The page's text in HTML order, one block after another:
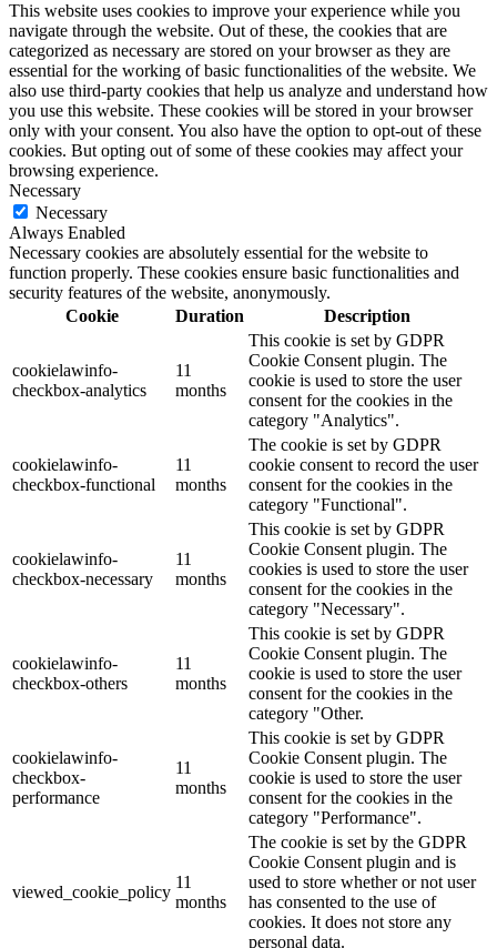
This website uses cookies to improve your experience while you
navigate through the website. Out of these, the cookies that are
categorized as necessary are stored on your browser as they are
essential for the working of basic functionalities of the website. We
also use third-party cookies that help us analyze and understand how
you use this website. These cookies will be stored in your browser
only with your consent. You also have the option to opt-out of these
cookies. But opting out of some of these cookies may affect your
browsing experience.
Necessary
Necessary
Always Enabled
Necessary cookies are absolutely essential for the website to
function properly. These cookies ensure basic functionalities and
security features of the website, anonymously.
Cookie
Duration Description
cookielawinfo-
checkbox-analytics
11
months
This cookie is set by GDPR
Cookie Consent plugin. The
cookie is used to store the user
consent for the cookies in the
category "Analytics".
cookielawinfo-
checkbox-functional
11
months
The cookie is set by GDPR
cookie consent to record the user
consent for the cookies in the
category "Functional".
cookielawinfo-
checkbox-necessary
11
months
This cookie is set by GDPR
Cookie Consent plugin. The
cookies is used to store the user
consent for the cookies in the
category "Necessary".
cookielawinfo-
checkbox-others
11
months
This cookie is set by GDPR
Cookie Consent plugin. The
cookie is used to store the user
consent for the cookies in the
category "Other.
cookielawinfo-
checkbox-
performance
11
months
This cookie is set by GDPR
Cookie Consent plugin. The
cookie is used to store the user
consent for the cookies in the
category "Performance".
viewed_cookie_policy
11
months
The cookie is set by the GDPR
Cookie Consent plugin and is
used to store whether or not user
has consented to the use of
cookies. It does not store any
personal data.